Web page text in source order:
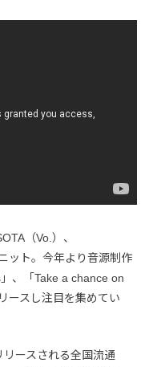
（Vo.）、
ット。今年より音源制作
、「Take a chance on
ースし注目を集めてい
ースされる全国流通